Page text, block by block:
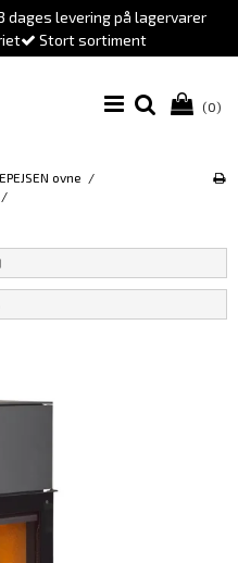
dages levering på lagervarer
Stort sortiment
(0)
ovne /
/